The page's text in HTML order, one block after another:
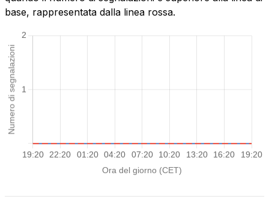
base, rappresentata dalla linea rossa.